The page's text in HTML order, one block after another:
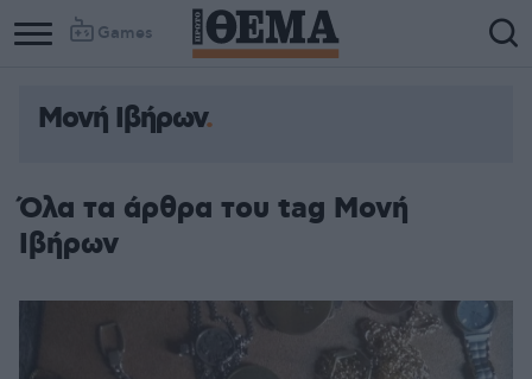
Games
Μονή Ιβήρων
Όλα τα άρθρα του tag Μονή
Ιβήρων